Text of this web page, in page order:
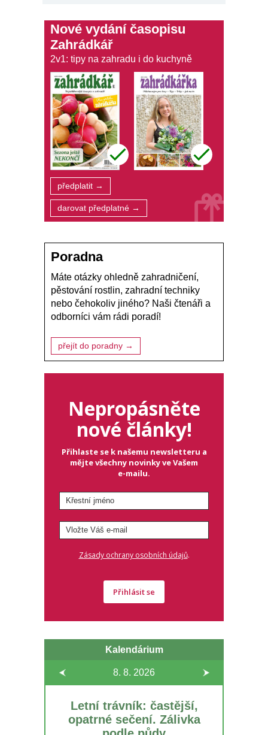
Nové vydání časopisu
Zahrádkář
2v1: tipy na zahradu i do kuchyně
předplatit →
darovat předplatné →
Poradna
Máte otázky ohledně zahradničení,
pěstování rostlin, zahradní techniky
nebo čehokoliv jiného? Naši čtenáři a
odborníci vám rádi poradí!
přejít do poradny →
Nepropásněte
nové články!
Přihlaste se k našemu newsletteru a
mějte všechny novinky ve Vašem
e-mailu.
Zásady ochrany osobních údajů.
Přihlásit se
Kalendárium
8. 8. 2026
Letní trávník: častější,
opatrné sečení. Zálivka